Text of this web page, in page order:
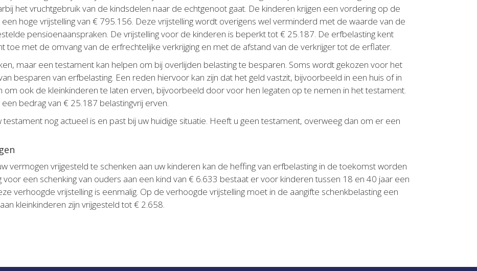
het vruchtgebruik van de kindsdelen naar de echtgenoot gaat. De kinderen krijgen een vordering op de
hoge vrijstelling van € 795.156. Deze vrijstelling wordt overigens wel verminderd met de waarde van de
pensioenaanspraken. De vrijstelling voor de kinderen is beperkt tot € 25.187. De erfbelasting kent
toe met de omvang van de erfrechtelijke verkrijging en met de afstand van de verkrijger tot de erflater.
maar een testament kan helpen om bij overlijden belasting te besparen. Soms wordt gekozen voor het
besparen van erfbelasting. Een reden hiervoor kan zijn dat het geld vastzit, bijvoorbeeld in een huis of in
om ook de kleinkinderen te laten erven, bijvoorbeeld door voor hen legaten op te nemen in het testament.
bedrag van € 25.187 belastingvrij erven.
nog actueel is en past bij uw huidige situatie. Heeft u geen testament, overweeg dan om er een
vermogen vrijgesteld te schenken aan uw kinderen kan de heffing van erfbelasting in de toekomst worden
voor een schenking van ouders aan een kind van € 6.633 bestaat er voor kinderen tussen 18 en 40 jaar een
verhoogde vrijstelling is eenmalig. Op de verhoogde vrijstelling moet in de aangifte schenkbelasting een
kleinkinderen zijn vrijgesteld tot € 2.658.